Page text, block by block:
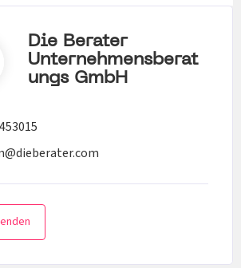
Die Berater
Unternehmensberat
Ungs GmbH